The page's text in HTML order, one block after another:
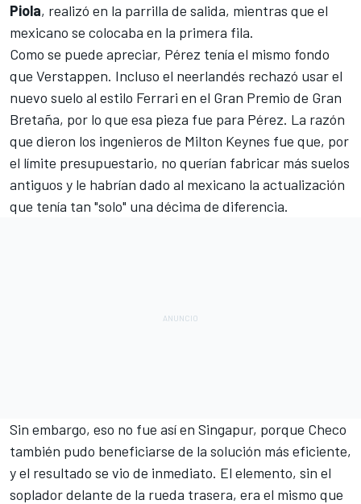
Piola, realizó en la parrilla de salida, mientras que el
mexicano se colocaba en la primera fila.
Como se puede apreciar, Pérez tenía el mismo fondo
que Verstappen. Incluso el neerlandés rechazó usar el
nuevo suelo al estilo Ferrari en el Gran Premio de Gran
Bretaña, por lo que esa pieza fue para Pérez. La razón
que dieron los ingenieros de Milton Keynes fue que, por
el límite presupuestario, no querían fabricar más suelos
antiguos y le habrían dado al mexicano la actualización
que tenía tan "solo" una décima de diferencia.
Sin embargo, eso no fue así en Singapur, porque Checo
también pudo beneficiarse de la solución más eficiente,
y el resultado se vio de inmediato. El elemento, sin el
soplador delante de la rueda trasera, era el mismo que